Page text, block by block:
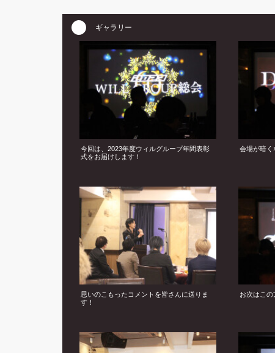
ギャラリー
今回は、2023年度ウィルグループ年間表彰
式をお届けします！
会場が暗
思いのこもったコメントを皆さんに送りま
す！
お次はこの